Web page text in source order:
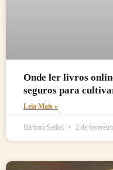
Onde ler livros
seguros para
Leia Mais »
Bárbara Seibel 2 de